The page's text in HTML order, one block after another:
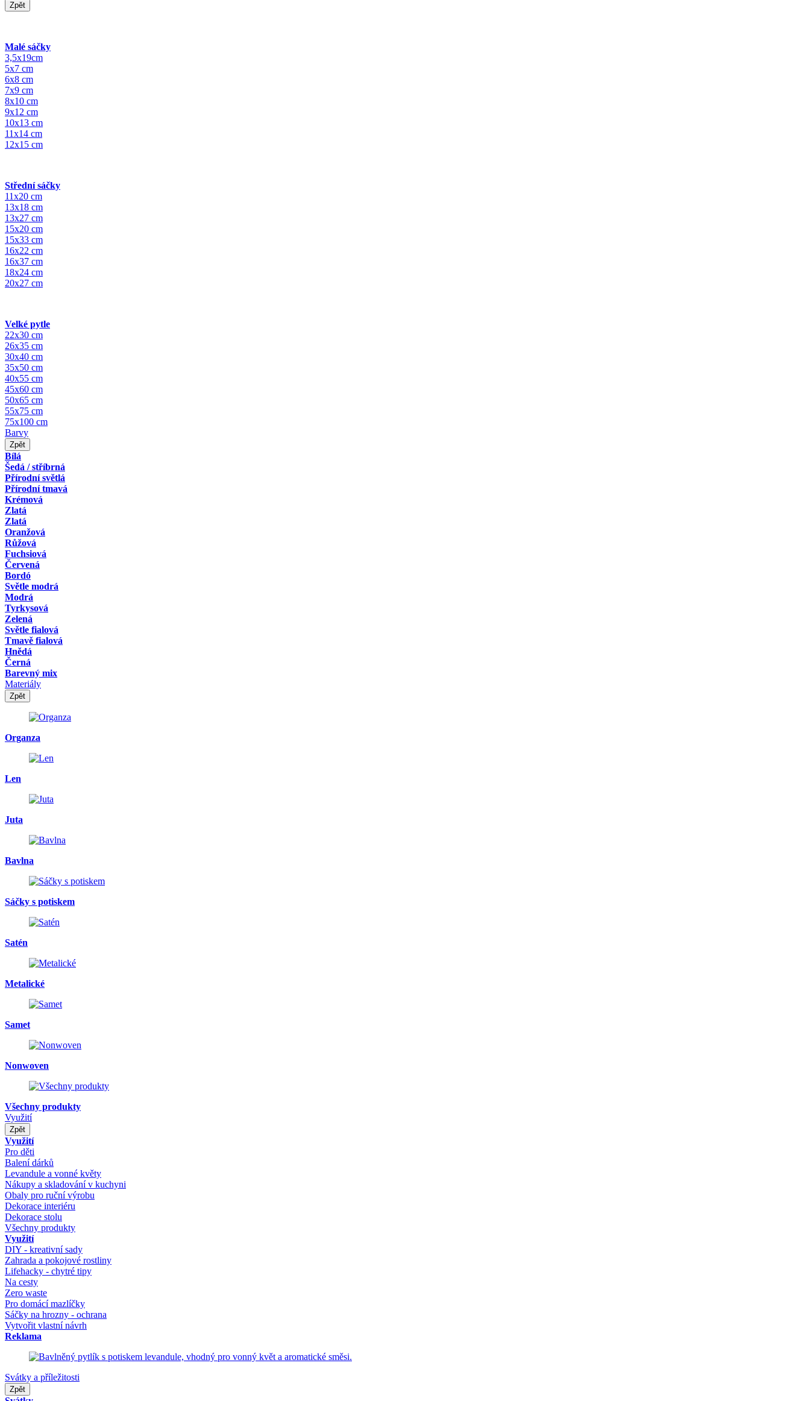
Zpět
Malé sáčky
3,5x19cm
5x7 cm
6x8 cm
7x9 cm
8x10 cm
9x12 cm
10x13 cm
11x14 cm
12x15 cm
Střední sáčky
11x20 cm
13x18 cm
13x27 cm
15x20 cm
15x33 cm
16x22 cm
16x37 cm
18x24 cm
20x27 cm
Velké pytle
22x30 cm
26x35 cm
30x40 cm
35x50 cm
40x55 cm
45x60 cm
50x65 cm
55x75 cm
75x100 cm
Barvy
Zpět
Bílá
Šedá / stříbrná
Přírodní světlá
Přírodní tmavá
Krémová
Zlatá
Zlatá
Oranžová
Růžová
Fuchsiová
Červená
Bordó
Světle modrá
Modrá
Tyrkysová
Zelená
Světle fialová
Tmavě fialová
Hnědá
Černá
Barevný mix
Materiály
Zpět
Organza
Len
Juta
Bavlna
Sáčky s potiskem
Satén
Metalické
Samet
Nonwoven
Všechny produkty
Využití
Zpět
Využití
Pro děti
Balení dárků
Levandule a vonné květy
Nákupy a skladování v kuchyni
Obaly pro ruční výrobu
Dekorace interiéru
Dekorace stolu
Všechny produkty
Využití
DIY - kreativní sady
Zahrada a pokojové rostliny
Lifehacky - chytré tipy
Na cesty
Zero waste
Pro domácí mazlíčky
Sáčky na hrozny - ochrana
Vytvořit vlastní návrh
Reklama
Svátky a příležitosti
Zpět